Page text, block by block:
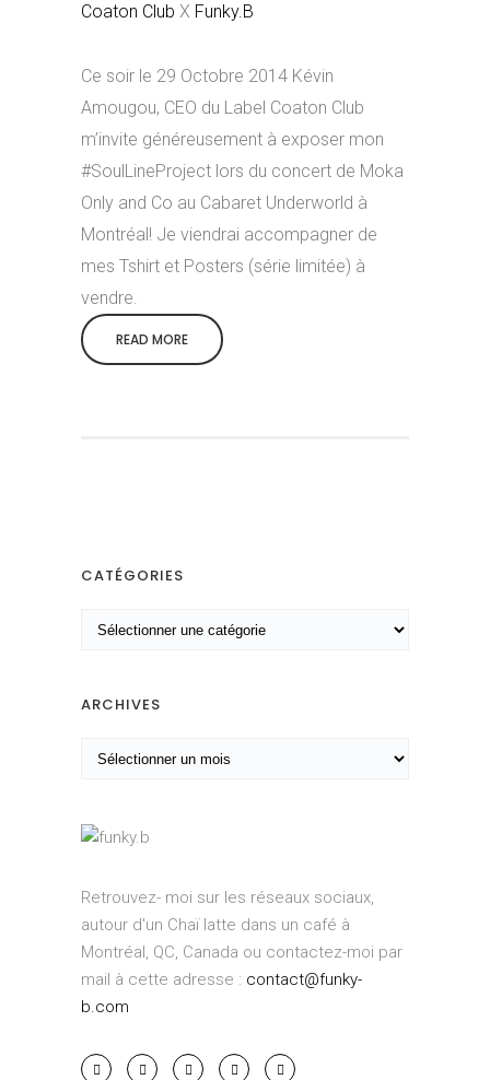
Coaton Club X Funky.B
Ce soir le 29 Octobre 2014 Kévin
Amougou, CEO du Label Coaton Club
m’invite généreusement à exposer mon
#SoulLineProject lors du concert de Moka
Only and Co au Cabaret Underworld à
Montréal! Je viendrai accompagner de
mes Tshirt et Posters (série limitée) à
vendre.
READ MORE
CATÉGORIES
é
e
ARCHIVES
h
v
s
Retrouvez- moi sur les réseaux sociaux,
autour d'un Chaï latte dans un café à
Montréal, QC, Canada ou contactez-moi par
mail à cette adresse : contact@funky-
b.com